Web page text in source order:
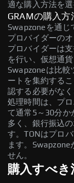
適な購入方法を
GRAMの購入方
Swapzoneを通じ
プロバイダーの
プロバイダーは
を行い、仮想通
Swapzoneは比較
ートを集約する
認する必要がなく
処理時間は、プ
て通常5～30分か
多く、銀行振込
す。TONはプロ
ます。Swapzone
せん。
購入すべき